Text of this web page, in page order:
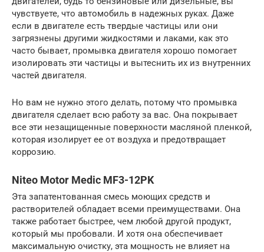
чувствуете, что автомобиль в надежных руках. Даже
если в двигателе есть твердые частицы или они
загрязнены другими жидкостями и лаками, как это
часто бывает, промывка двигателя хорошо помогает
изолировать эти частицы и вытеснить их из внутренних
частей двигателя.
Но вам не нужно этого делать, потому что промывка
двигателя сделает всю работу за вас. Она покрывает
все эти незащищенные поверхности масляной пленкой,
которая изолирует ее от воздуха и предотвращает
коррозию.
Niteo Motor Medic MF3-12PK
Эта запатентованная смесь моющих средств и
растворителей обладает всеми преимуществами. Она
также работает быстрее, чем любой другой продукт,
который мы пробовали. И хотя она обеспечивает
максимальную очистку, эта мощность не влияет на